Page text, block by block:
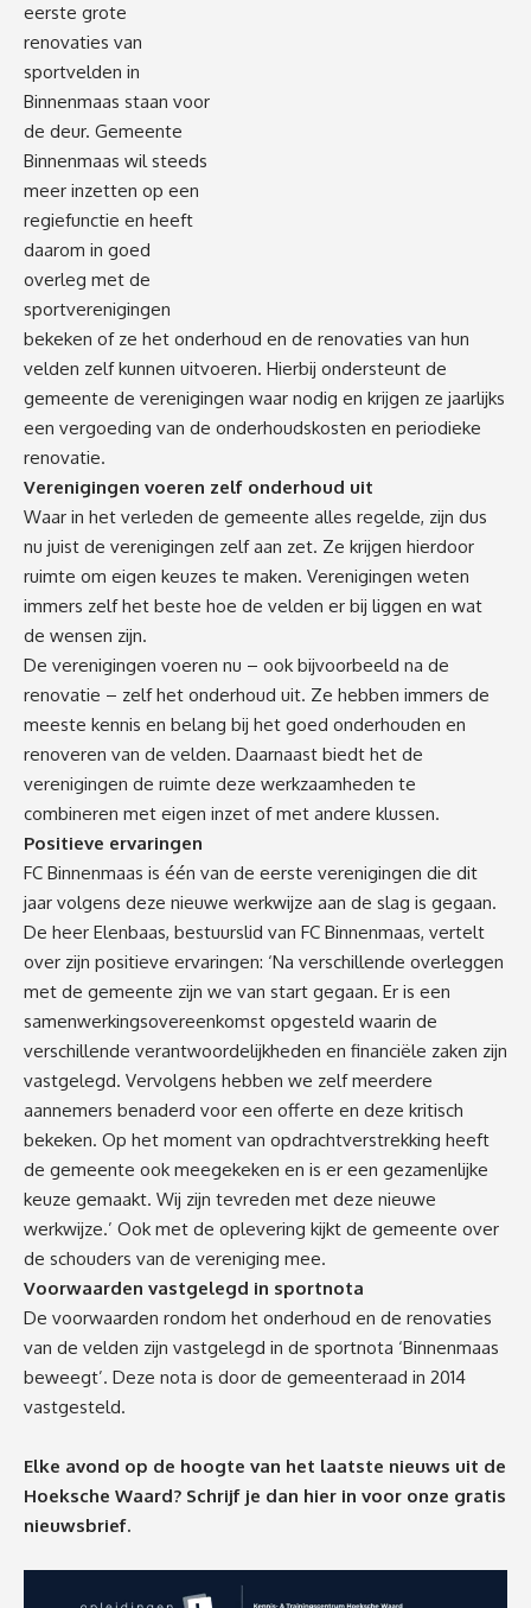
eerste grote
renovaties van
sportvelden in
Binnenmaas staan voor
de deur. Gemeente
Binnenmaas wil steeds
meer inzetten op een
regiefunctie en heeft
daarom in goed
overleg met de
sportverenigingen
bekeken of ze het onderhoud en de renovaties van hun
velden zelf kunnen uitvoeren. Hierbij ondersteunt de
gemeente de verenigingen waar nodig en krijgen ze jaarlijks
een vergoeding van de onderhoudskosten en periodieke
renovatie.
Verenigingen voeren zelf onderhoud uit
Waar in het verleden de gemeente alles regelde, zijn dus
nu juist de verenigingen zelf aan zet. Ze krijgen hierdoor
ruimte om eigen keuzes te maken. Verenigingen weten
immers zelf het beste hoe de velden er bij liggen en wat
de wensen zijn.
De verenigingen voeren nu – ook bijvoorbeeld na de
renovatie – zelf het onderhoud uit. Ze hebben immers de
meeste kennis en belang bij het goed onderhouden en
renoveren van de velden. Daarnaast biedt het de
verenigingen de ruimte deze werkzaamheden te
combineren met eigen inzet of met andere klussen.
Positieve ervaringen
FC Binnenmaas is één van de eerste verenigingen die dit
jaar volgens deze nieuwe werkwijze aan de slag is gegaan.
De heer Elenbaas, bestuurslid van FC Binnenmaas, vertelt
over zijn positieve ervaringen: ‘Na verschillende overleggen
met de gemeente zijn we van start gegaan. Er is een
samenwerkingsovereenkomst opgesteld waarin de
verschillende verantwoordelijkheden en financiële zaken zijn
vastgelegd. Vervolgens hebben we zelf meerdere
aannemers benaderd voor een offerte en deze kritisch
bekeken. Op het moment van opdrachtverstrekking heeft
de gemeente ook meegekeken en is er een gezamenlijke
keuze gemaakt. Wij zijn tevreden met deze nieuwe
werkwijze.’ Ook met de oplevering kijkt de gemeente over
de schouders van de vereniging mee.
Voorwaarden vastgelegd in sportnota
De voorwaarden rondom het onderhoud en de renovaties
van de velden zijn vastgelegd in de sportnota ‘Binnenmaas
beweegt’. Deze nota is door de gemeenteraad in 2014
vastgesteld.
Elke avond op de hoogte van het laatste nieuws uit de
Hoeksche Waard? Schrijf je dan hier in voor onze gratis
nieuwsbrief.